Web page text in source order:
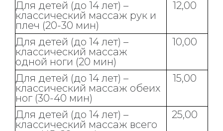
Для детей (до 14 лет) –
классический массаж рук и
плеч (20-30 мин)
12,00
Для детей (до 14 лет) –
классический массаж
одной ноги (20 мин)
10,00
Для детей (до 14 лет) –
классический массаж обеих
ног (30-40 мин)
15,00
Для детей (до 14 лет) –
классический массаж всего
25,00